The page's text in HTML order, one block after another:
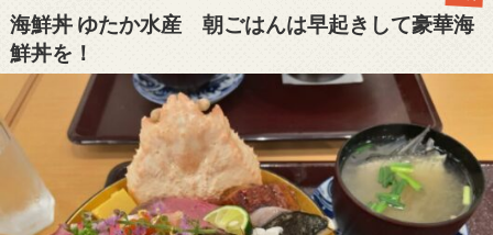
海鮮丼 ゆたか水産 朝ごはんは早起きして豪華海
鮮丼を！